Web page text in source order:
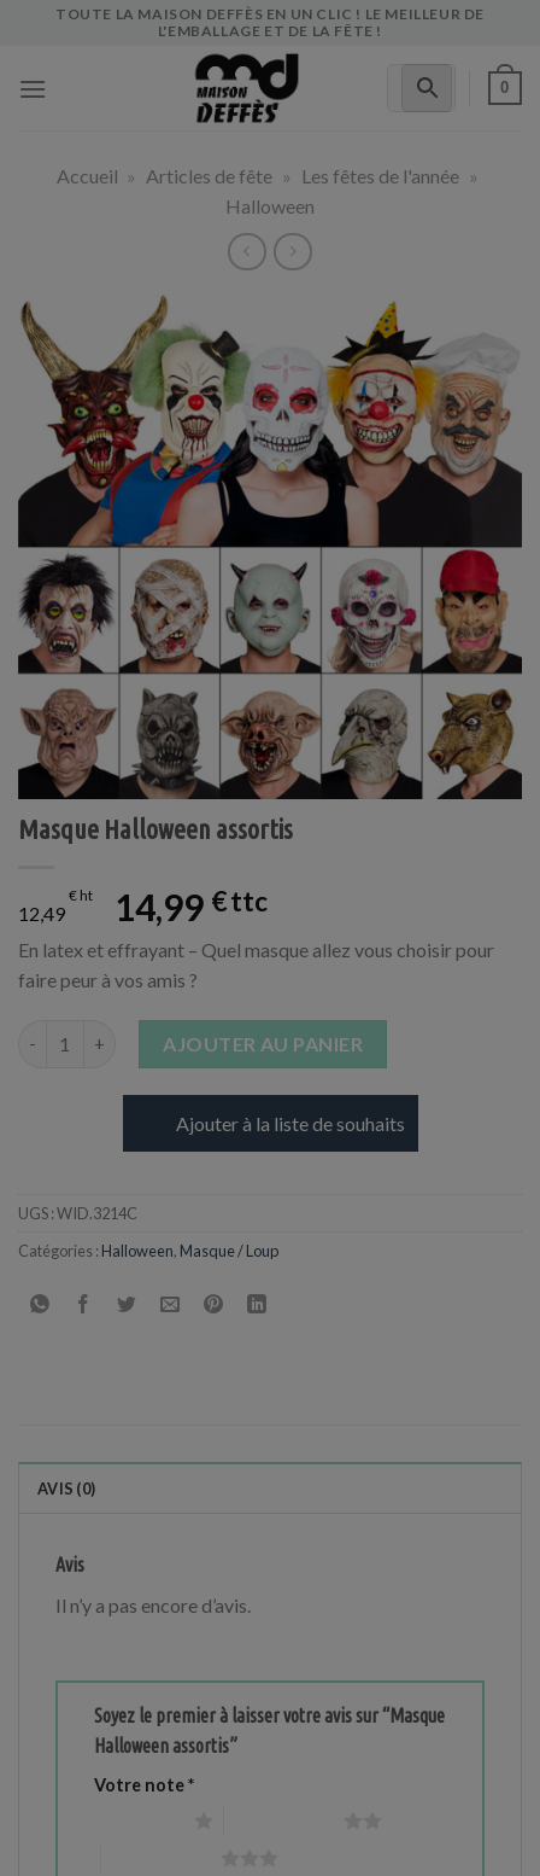
TOUTE LA MAISON DEFFÈS EN UN CLIC ! LE MEILLEUR DE
L'EMBALLAGE ET DE LA FÊTE !
0
Accueil » Articles de fête » Les fêtes de l'année »
Halloween
Masque Halloween assortis
12,49
€ 14,99 €
En latex et effrayant – Quel masque allez vous choisir pour
faire peur à vos amis ?
AJOUTER AU PANIER
Ajouter à la liste de souhaits
UGS :WID.3214C
Catégories : Halloween, Masque / Loup
AVIS (0)
Avis
Il n’y a pas encore d’avis.
Soyez le premier à laisser votre avis sur “Masque
Halloween assortis”
Votre note*